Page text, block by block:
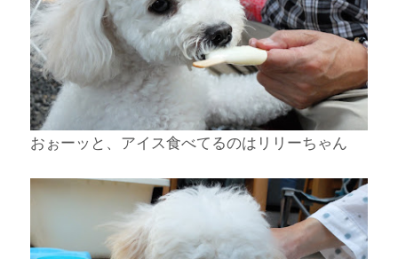
おぉーッと、アイス食べてるのはリリーちゃん